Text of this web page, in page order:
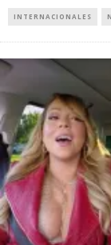
INTERNACIONALES